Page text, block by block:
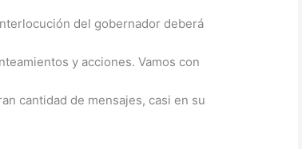
del gobernador deberá
y acciones. Vamos con
cantidad de mensajes, casi en su